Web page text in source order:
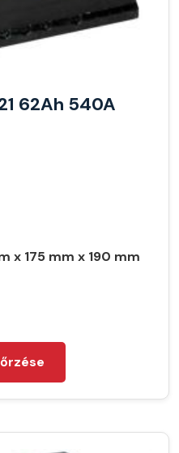
62Ah 540A
x 175 mm x 190 mm